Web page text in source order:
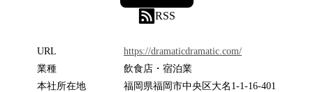
RSS
URL
https://dramaticdramatic.com/
業種
飲食店・宿泊業
本社所在地
福岡県福岡市中央区大名1-1-16-401